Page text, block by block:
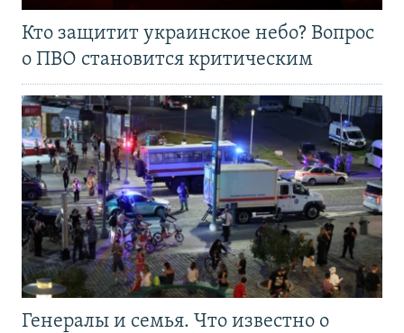
Кто защитит украинское небо? Вопрос
о ПВО становится критическим
Генералы и семья. Что известно о